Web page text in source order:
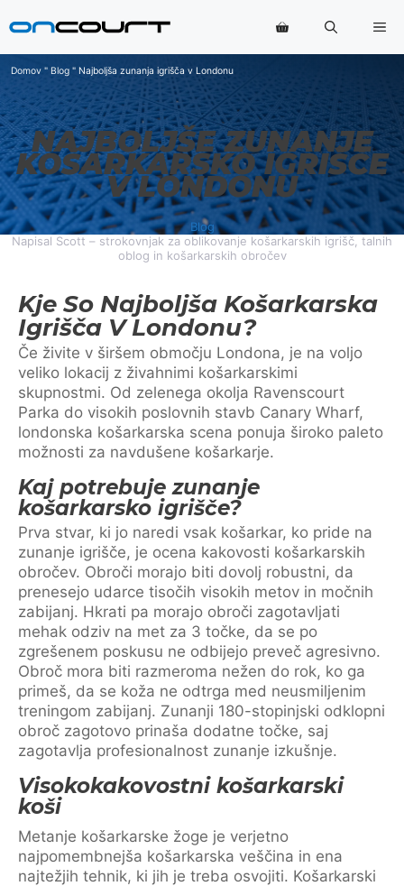
na
Domov " Blog " Najboljša zunanja igrišča v Londonu
NAJBOLJŠE ZUNANJE
KOŠARKARSKO IGRIŠČE
V LONDONU
Blog
Napisal Scott – strokovnjak za oblikovanje košarkarskih igrišč, talnih
oblog in košarkarskih obročev
Kje So Najboljša Košarkarska
Igrišča V Londonu?
Če živite v širšem območju Londona, je na voljo
veliko lokacij z živahnimi košarkarskimi
skupnostmi. Od zelenega okolja Ravenscourt
Parka do visokih poslovnih stavb Canary Wharf,
londonska košarkarska scena ponuja široko paleto
možnosti za navdušene košarkarje.
Kaj potrebuje zunanje
košarkarsko igrišče?
Prva stvar, ki jo naredi vsak košarkar, ko pride na
zunanje igrišče, je ocena kakovosti košarkarskih
obročev. Obroči morajo biti dovolj robustni, da
prenesejo udarce tisočih visokih metov in močnih
zabijanj. Hkrati pa morajo obroči zagotavljati
mehak odziv na met za 3 točke, da se po
zgrešenem poskusu ne odbijejo preveč agresivno.
Obroč mora biti razmeroma nežen do rok, ko ga
primeš, da se koža ne odtrga med neusmiljenim
treningom zabijanj. Zunanji 180-stopinjski odklopni
obroč zagotovo prinaša dodatne točke, saj
zagotavlja profesionalnost zunanje izkušnje.
Visokokakovostni košarkarski
koši
Metanje košarkarske žoge je verjetno
najpomembnejša košarkarska veščina in ena
najtežjih tehnik, ki jih je treba osvojiti. Košarkarski